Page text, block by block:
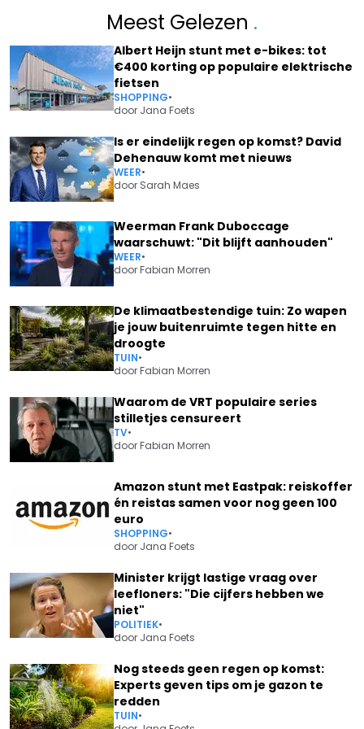
Meest Gelezen .
Albert Heijn stunt met e-bikes: tot
€400 korting op populaire elektrische
fietsen
SHOPPING•
door Jana Foets
Is er eindelijk regen op komst? David
Dehenauw komt met nieuws
WEER•
door Sarah Maes
Weerman Frank Duboccage
waarschuwt: "Dit blijft aanhouden"
WEER•
doorFabian Morren
De klimaatbestendige tuin: Zo wapen
je jouw buitenruimte tegen hitte en
droogte
TUIN•
doorFabian Morren
Waarom de VRT populaire series
stilletjes censureert
TV•
doorFabian Morren
Amazon stunt met Eastpak: reiskoffer
én reistas samen voor nog geen 100
euro
SHOPPING•
door Jana Foets
Minister krijgt lastige vraag over
leefloners: "Die cijfers hebben we
niet"
POLITIEK•
door Jana Foets
Nog steeds geen regen op komst:
Experts geven tips om je gazon te
redden
TUIN•